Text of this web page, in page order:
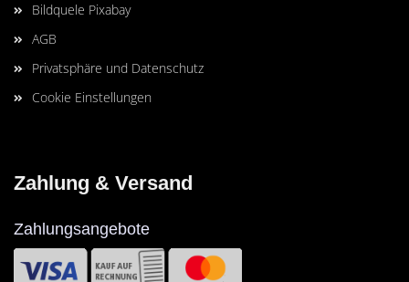
Bildquele Pixabay
AGB
Privatsphäre und Datenschutz
Cookie Einstellungen
Zahlung & Versand
Zahlungsangebote